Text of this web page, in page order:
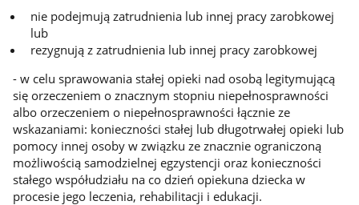
nie podejmują zatrudnienia lub innej pracy zarobkowej
lub
rezygnują z zatrudnienia lub innej pracy zarobkowej
- w celu sprawowania stałej opieki nad osobą legitymującą
się orzeczeniem o znacznym stopniu niepełnosprawności
albo orzeczeniem o niepełnosprawności łącznie ze
wskazaniami: konieczności stałej lub długotrwałej opieki lub
pomocy innej osoby w związku ze znacznie ograniczoną
możliwością samodzielnej egzystencji oraz konieczności
stałego współudziału na co dzień opiekuna dziecka w
procesie jego leczenia, rehabilitacji i edukacji.